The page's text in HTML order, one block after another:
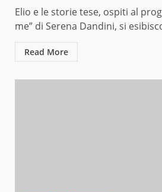
Elio e le storie tese, ospiti al
me” di Serena Dandini, si
Read More